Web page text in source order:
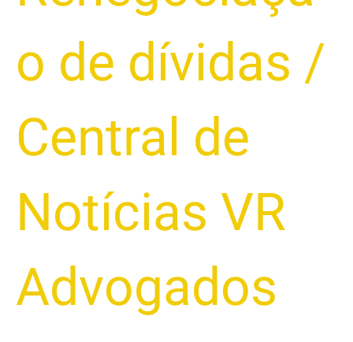
o de dívidas /
Central de
Notícias VR
Advogados